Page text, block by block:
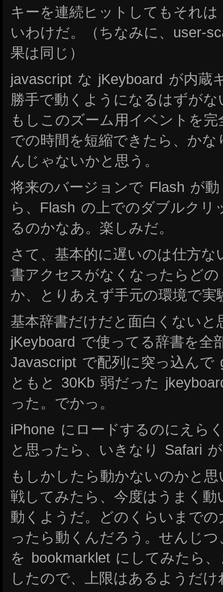
キーを連続ヒットしてもそれ
いわけだ。（ちなみに、user-
果は同じ）
javascript な jKeyboard が内蔵
勝手で動くようになるはずが
もしこのズーム用イベントを
での時間を短縮できたら、か
んじゃないかと思う。
将来のバージョンで Flash が
ら、Flash の上でのダブルクリ
るのかなあ。楽しみだ。
さて、基本的に遅いのは仕方
書アクセスがなくなったらど
か、とりあえず手元の環境で実
基本辞書だけだと面白くない
jKeyboard で使ってる辞書を全
Javascript で配列に突っ込んで
ともと 30Kb 弱だった
った。でかっ。
iPhone にロードするのにえら
と思ったら、いきなり Safari
もしかしたら動かないのかと
戦してみたら、今度はうまく
動くようだ。どのくらいまで
ったら動くんだろう。せんじ
を bookmarklet にしてみたら
したので、上限はあるようだけ